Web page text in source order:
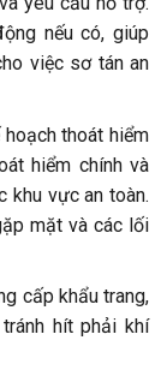
nếu có, giúp
việc sơ tán an
hoạch thoát hiểm
hiểm chính và
khu vực an toàn.
mặt và các lối
cấp khẩu trang,
hít phải khí